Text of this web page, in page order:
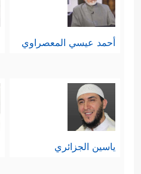
أحمد عيسي المعصراوي
ياسين الجزائري